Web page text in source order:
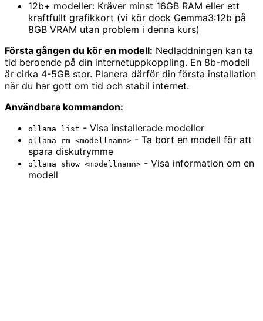
12b+ modeller: Kräver minst 16GB RAM eller ett
kraftfullt grafikkort (vi kör dock Gemma3:12b på
8GB VRAM utan problem i denna kurs)
Första gången du kör en modell: Nedladdningen kan ta
tid beroende på din internetuppkoppling. En 8b-modell
är cirka 4-5GB stor. Planera därför din första installation
när du har gott om tid och stabil internet.
Användbara kommandon:
ollama list - Visa installerade modeller
ollama rm <modellnamn> - Ta bort en modell för att
spara diskutrymme
ollama show <modellnamn> - Visa information om en
modell